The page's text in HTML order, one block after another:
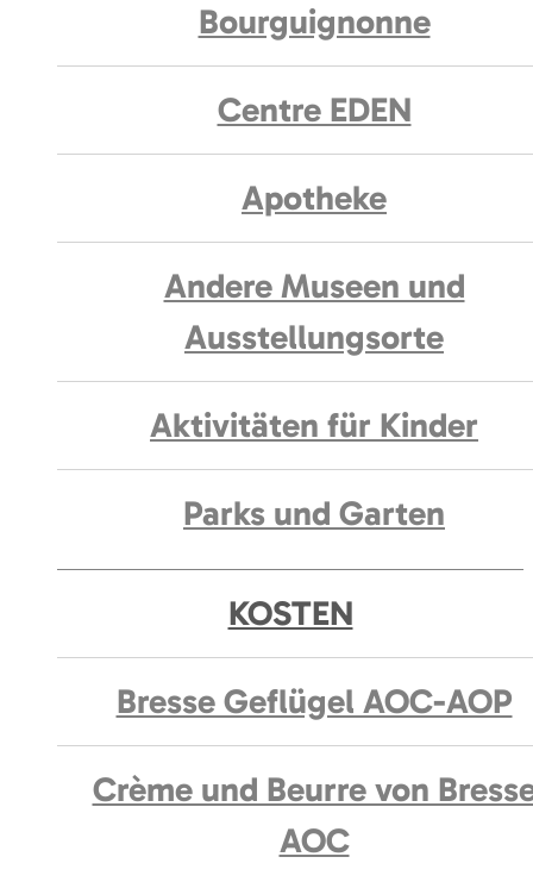
Bourguignonne
Centre EDEN
Apotheke
Andere Museen und
Ausstellungsorte
Aktivitäten für Kinder
Parks und Garten
KOSTEN
Bresse Geflügel AOC-AOP
Crème und Beurre von
AOC